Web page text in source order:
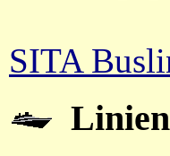
SITA